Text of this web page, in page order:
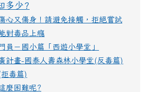
多少?
心又傷身！請避免接觸，拒絕嘗試
對毒品上癮
員－國小篇「西遊小學堂」
計畫-國泰人壽森林小學堂(反毒篇)
毒篇)
麼困難呢?